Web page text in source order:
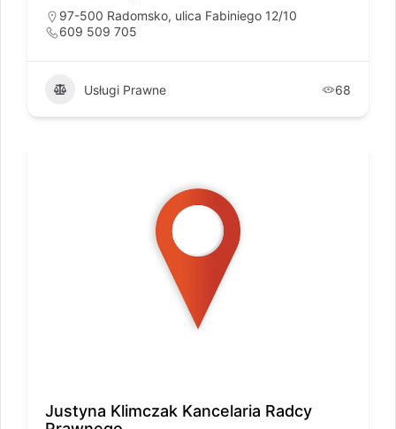
97-500 Radomsko, ulica Fabiniego 12/10
609 509 705
Usługi Prawne 68
Justyna Klimczak Kancelaria Radcy